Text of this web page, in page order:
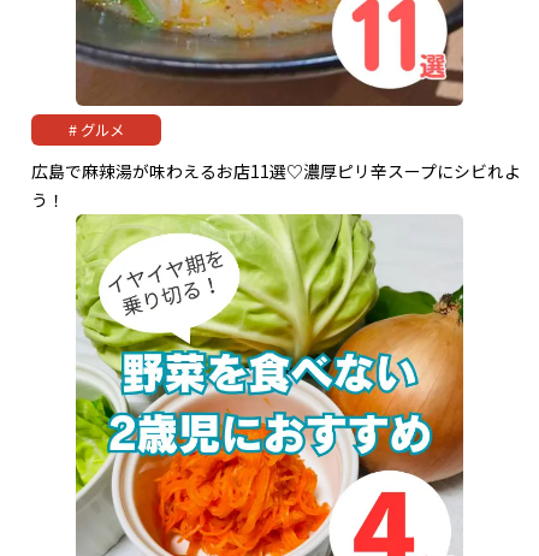
グルメ
広島で麻辣湯が味わえるお店11選♡濃厚ピリ辛スープにシビれよ
う！